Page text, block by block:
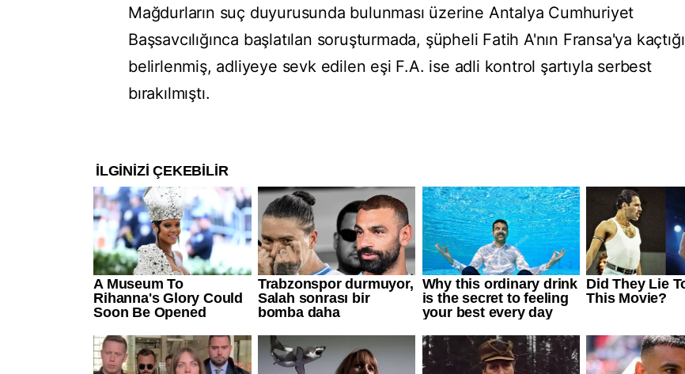
Mağdurların suç duyurusunda bulunması üzerine Antalya Cumhuriyet
Başsavcılığınca başlatılan soruşturmada, şüpheli Fatih A'nın Fransa'ya kaçtığı
belirlenmiş, adliyeye sevk edilen eşi F.A. ise adli kontrol şartıyla serbest
bırakılmıştı.